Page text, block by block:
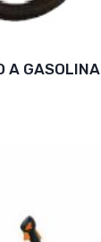
A GASOLINA